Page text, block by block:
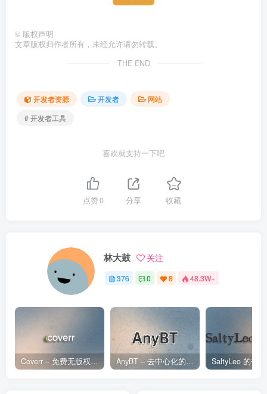
© 版权声明
文章版权归作者所有，未经允许请勿转载。
THE END
开发者资源 开发者
网站
# 开发者工具
喜欢就支持一下吧
点赞0 分享 收藏
林大鼓 关注
376 0 8 48.3W+
Coverr – 免费无版权视频、音乐、图片下载网站 AnyBT – 去中心化的BT资源下载网站